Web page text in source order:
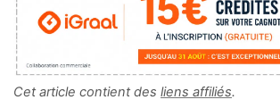
Cet article contient des liens affiliés.